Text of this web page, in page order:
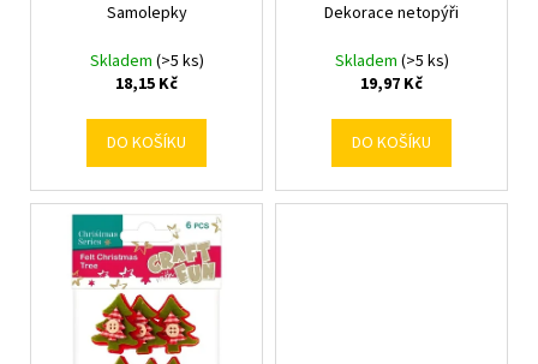
Samolepky
Skladem (>5 ks)
18,15 Kč
DO KOŠÍKU
Dekorace netopýři
Skladem (>5 ks)
19,97 Kč
DO KOŠÍKU